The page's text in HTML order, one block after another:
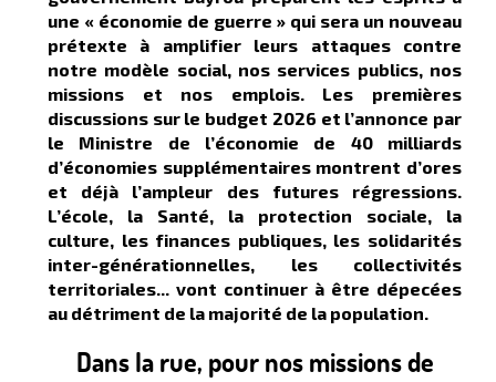
une « économie de guerre » qui sera un nouveau
prétexte à amplifier leurs attaques contre
notre modèle social, nos services publics, nos
missions et nos emplois. Les premières
discussions sur le budget 2026 et l’annonce par
le Ministre de l’économie de 40 milliards
d’économies supplémentaires montrent d’ores
et déjà l’ampleur des futures régressions.
L’école, la Santé, la protection sociale, la
culture, les finances publiques, les solidarités
inter-générationnelles, les collectivités
territoriales... vont continuer à être dépecées
au détriment de la majorité de la population.
Dans la rue, pour nos missions de